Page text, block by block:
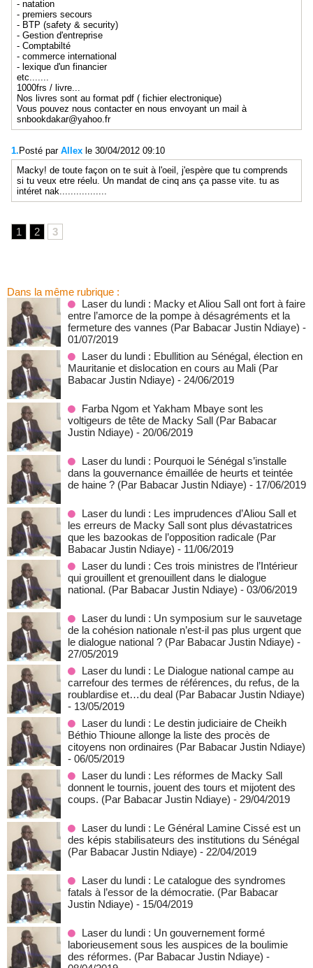
- natation
- premiers secours
- BTP (safety & security)
- Gestion d'entreprise
- Comptabilté
- commerce international
- lexique d'un financier
etc.......
1000frs / livre...
Nos livres sont au format pdf ( fichier electronique)
Vous pouvez nous contacter en nous envoyant un mail à
snbookdakar@yahoo.fr
1. Posté par Allex le 30/04/2012 09:10
Macky! de toute façon on te suit à l'oeil, j'espère que tu comprends
si tu veux etre réelu. Un mandat de cinq ans ça passe vite. tu as
intéret nak.................
1 2 3
Dans la même rubrique :
Laser du lundi : Macky et Aliou Sall ont fort à faire
entre l’amorce de la pompe à désagréments et la
fermeture des vannes (Par Babacar Justin Ndiaye) -
01/07/2019
Laser du lundi : Ebullition au Sénégal, élection en
Mauritanie et dislocation en cours au Mali (Par
Babacar Justin Ndiaye) - 24/06/2019
Farba Ngom et Yakham Mbaye sont les
voltigeurs de tête de Macky Sall (Par Babacar
Justin Ndiaye) - 20/06/2019
Laser du lundi : Pourquoi le Sénégal s’installe
dans la gouvernance émaillée de heurts et teintée
de haine ? (Par Babacar Justin Ndiaye) - 17/06/2019
Laser du lundi : Les imprudences d’Aliou Sall et
les erreurs de Macky Sall sont plus dévastatrices
que les bazookas de l’opposition radicale (Par
Babacar Justin Ndiaye) - 11/06/2019
Laser du lundi : Ces trois ministres de l’Intérieur
qui grouillent et grenouillent dans le dialogue
national. (Par Babacar Justin Ndiaye) - 03/06/2019
Laser du lundi : Un symposium sur le sauvetage
de la cohésion nationale n’est-il pas plus urgent que
le dialogue national ? (Par Babacar Justin Ndiaye) -
27/05/2019
Laser du lundi : Le Dialogue national campe au
carrefour des termes de références, du refus, de la
roublardise et…du deal (Par Babacar Justin Ndiaye)
- 13/05/2019
Laser du lundi : Le destin judiciaire de Cheikh
Béthio Thioune allonge la liste des procès de
citoyens non ordinaires (Par Babacar Justin Ndiaye)
- 06/05/2019
Laser du lundi : Les réformes de Macky Sall
donnent le tournis, jouent des tours et mijotent des
coups. (Par Babacar Justin Ndiaye) - 29/04/2019
Laser du lundi : Le Général Lamine Cissé est un
des képis stabilisateurs des institutions du Sénégal
(Par Babacar Justin Ndiaye) - 22/04/2019
Laser du lundi : Le catalogue des syndromes
fatals à l’essor de la démocratie. (Par Babacar
Justin Ndiaye) - 15/04/2019
Laser du lundi : Un gouvernement formé
laborieusement sous les auspices de la boulimie
des réformes. (Par Babacar Justin Ndiaye) -